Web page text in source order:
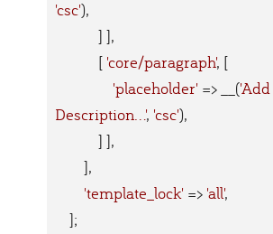
'csc'),
            ] ],
            [
'core/paragraph', [
'placeholder' => __('Add
Description...', 'csc'),
            ] ],
        ],
'template_lock' => 'all',
    ];